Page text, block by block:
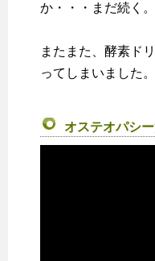
か・・・まだ続く。
またまた、酵素ド
ってしまいました
オステオパシ